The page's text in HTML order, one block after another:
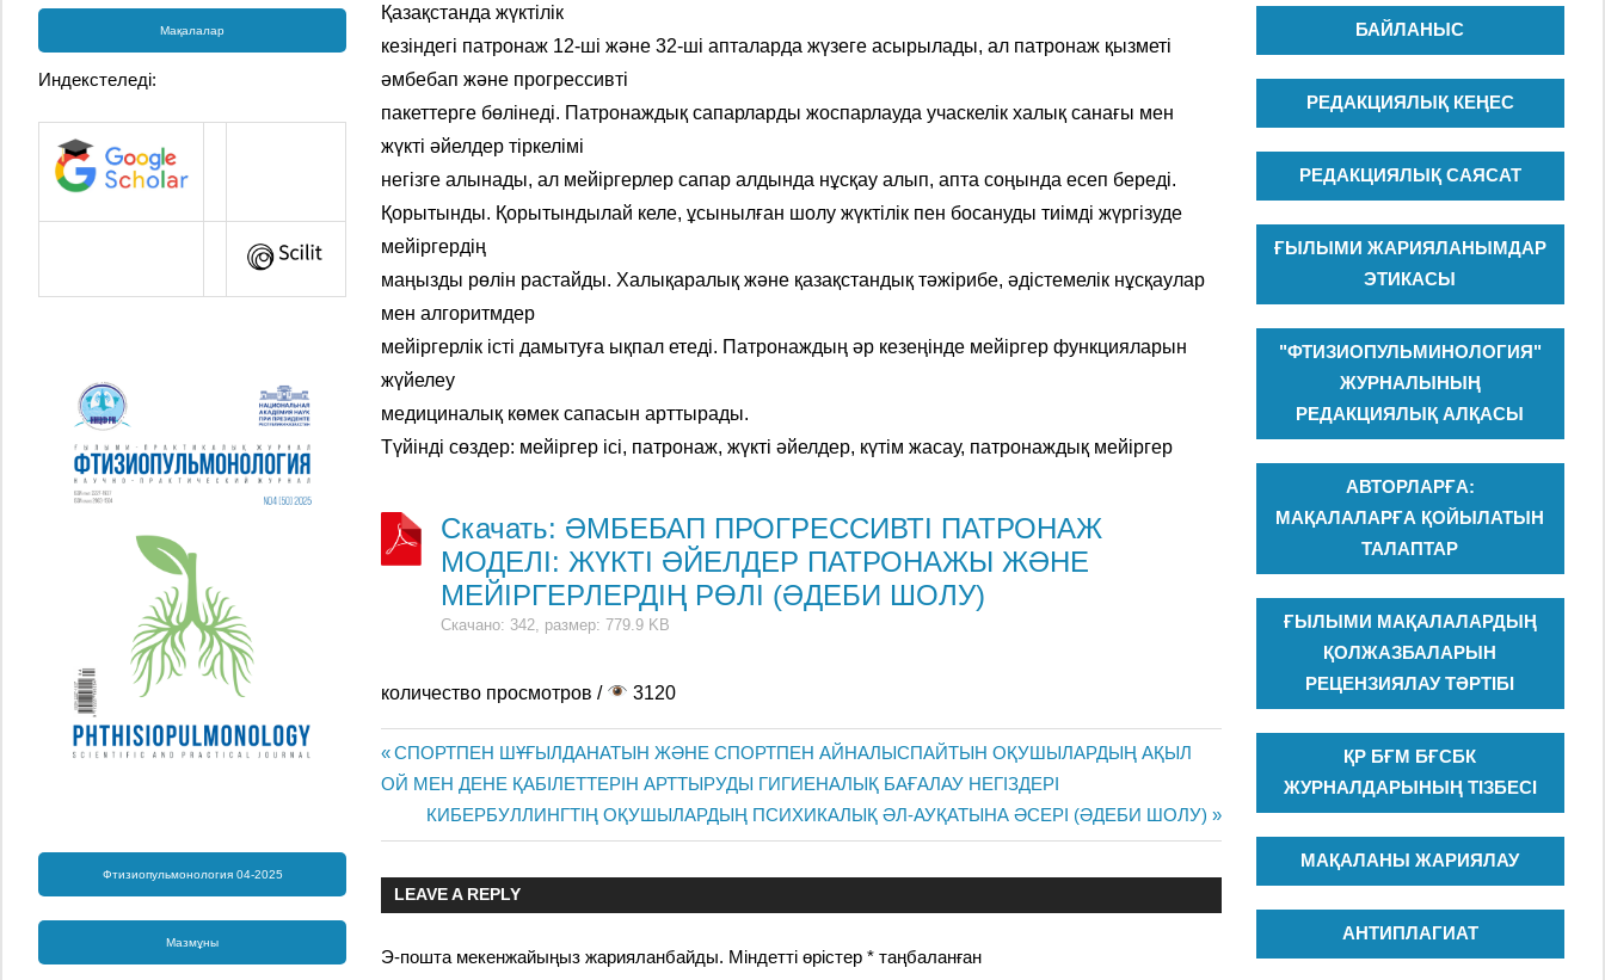
Қазақстанда жүктілік
кезіндегі патронаж 12-ші және 32-ші апталарда жүзеге асырылады, ал патронаж қызметі
әмбебап және прогрессивті
пакеттерге бөлінеді. Патронаждық сапарларды жоспарлауда учаскелік халық санағы мен
жүкті әйелдер тіркелімі
негізге алынады, ал мейіргерлер сапар алдында нұсқау алып, апта соңында есеп береді.
Қорытынды. Қорытындылай келе, ұсынылған шолу жүктілік пен босануды тиімді жүргізуде
мейіргердің
маңызды рөлін растайды. Халықаралық және қазақстандық тәжірибе, әдістемелік нұсқаулар
мен алгоритмдер
мейіргерлік істі дамытуға ықпал етеді. Патронаждың әр кезеңінде мейіргер функцияларын
жүйелеу
медициналық көмек сапасын арттырады.
Түйінді сөздер: мейіргер ісі, патронаж, жүкті әйелдер, күтім жасау, патронаждық мейіргер
Скачать: ӘМБЕБАП ПРОГРЕССИВТІ ПАТРОНАЖ
МОДЕЛІ: ЖҮКТІ ӘЙЕЛДЕР ПАТРОНАЖЫ ЖӘНЕ
МЕЙІРГЕРЛЕРДІҢ РӨЛІ (ӘДЕБИ ШОЛУ)
Скачано: 342, размер: 779.9 KB
количество просмотров / 3120
Жазба
навигациясы
Previous
Post:
СПОРТПЕН ШҰҒЫЛДАНАТЫН ЖӘНЕ СПОРТПЕН АЙНАЛЫСПАЙТЫН ОҚУШЫЛАРДЫҢ АҚЫЛ
ОЙ МЕН ДЕНЕ ҚАБІЛЕТТЕРІН АРТТЫРУДЫ ГИГИЕНАЛЫҚ БАҒАЛАУ НЕГІЗДЕРІ
Next
Post:
КИБЕРБУЛЛИНГТІҢ ОҚУШЫЛАРДЫҢ ПСИХИКАЛЫҚ ӘЛ-АУҚАТЫНА ӘСЕРІ (ӘДЕБИ ШОЛУ)
LEAVE A REPLY
Э-пошта мекенжайыңыз жарияланбайды. Міндетті өрістер* таңбаланған
Мақалалар
Индекстеледі:
Фтизиопульмонология 04-2025
Мазмұны
БАЙЛАНЫС
РЕДАКЦИЯЛЫҚ КЕҢЕС
РЕДАКЦИЯЛЫҚ САЯСАТ
ҒЫЛЫМИ ЖАРИЯЛАНЫМДАР
ЭТИКАСЫ
"ФТИЗИОПУЛЬМИНОЛОГИЯ"
ЖУРНАЛЫНЫҢ
РЕДАКЦИЯЛЫҚ АЛҚАСЫ
АВТОРЛАРҒА:
МАҚАЛАЛАРҒА ҚОЙЫЛАТЫН
ТАЛАПТАР
ҒЫЛЫМИ МАҚАЛАЛАРДЫҢ
ҚОЛЖАЗБАЛАРЫН
РЕЦЕНЗИЯЛАУ ТӘРТІБІ
ҚР БҒМ БҒСБК
ЖУРНАЛДАРЫНЫҢ ТІЗБЕСІ
МАҚАЛАНЫ ЖАРИЯЛАУ
АНТИПЛАГИАТ